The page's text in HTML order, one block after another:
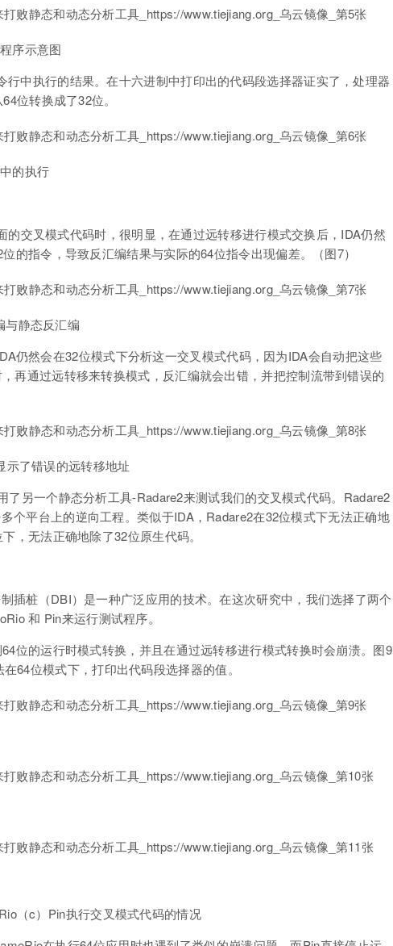
序示意图
行中执行的结果。在十六进制中打印出的代码段选择器证实了，处理器
位转换成了32位。
的执行
的交叉模式代码时，很明显，在通过远转移进行模式交换后，IDA仍然
的指令，导致反汇编结果与实际的64位指令出现偏差。（图7）
与静态反汇编
仍然会在32位模式下分析这一交叉模式代码，因为IDA会自动把这些
再通过远转移来转换模式，反汇编就会出错，并把控制流带到错误的
示了错误的远转移地址
了另一个静态分析工具-Radare2来测试我们的交叉模式代码。Radare2
个平台上的逆向工程。类似于IDA，Radare2在32位模式下无法正确地
，无法正确地除了32位原生代码。
插桩（DBI）是一种广泛应用的技术。在这次研究中，我们选择了两个
和 Pin来运行测试程序。
位的运行时模式转换，并且在通过远转移进行模式转换时会崩溃。图9
64位模式下，打印出代码段选择器的值。
（c）Pin执行交叉模式代码的情况